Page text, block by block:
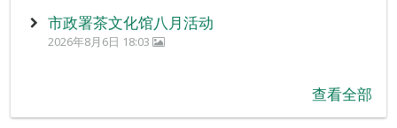
市政署茶文化馆八月活动
2026年8月6日 18:03
查看全部